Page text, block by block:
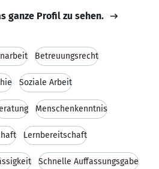
ganze Profil zu sehen.
Betreuungsrecht
Soziale Arbeit
Menschenkenntnis
Lernbereitschaft
Schnelle Auffassungsgabe